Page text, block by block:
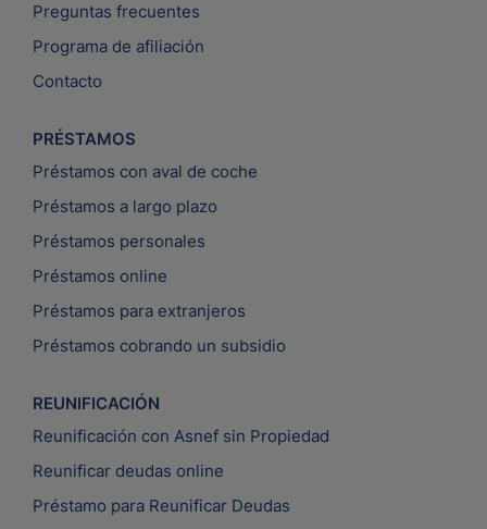
Preguntas frecuentes
Programa de afiliación
Contacto
PRÉSTAMOS
Préstamos con aval de coche
Préstamos a largo plazo
Préstamos personales
Préstamos online
Préstamos para extranjeros
Préstamos cobrando un subsidio
REUNIFICACIÓN
Reunificación con Asnef sin Propiedad
Reunificar deudas online
Préstamo para Reunificar Deudas